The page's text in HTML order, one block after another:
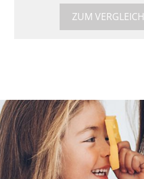
ZUM VERGLEICH